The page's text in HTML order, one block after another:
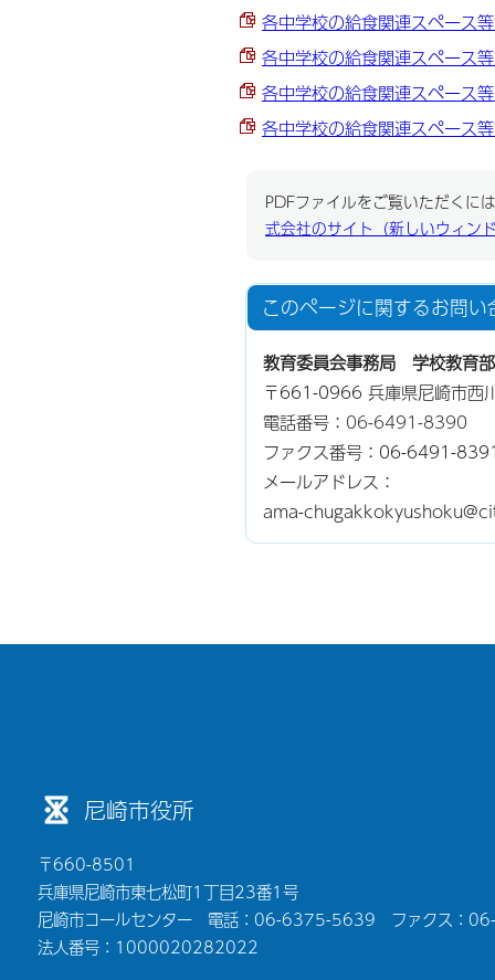
各中学校の給食関連スペース
各中学校の給食関連スペース
各中学校の給食関連スペース
各中学校の給食関連スペース
PDFファイルをご覧いただくに
式会社のサイト（新しいウィン
このページに関するお問い
教育委員会事務局 学校教育
〒661-0966 兵庫県尼崎市西
電話番号： 06-6491-8390
ファクス番号：06-6491-
メールアドレス：
ama-
尼崎市役所
〒660-8501
兵庫県尼崎市東七松町1丁目23番1号
尼崎市コールセンター 電話：06-6375-5639 ファクス：
法人番号：1000020282022